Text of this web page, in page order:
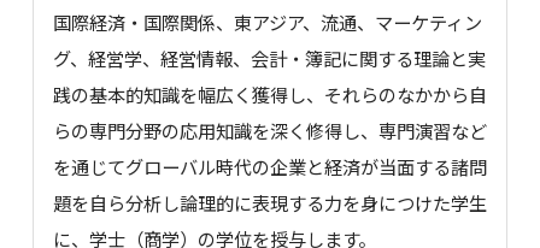
国際経済・国際関係、東アジア、流通、マーケティン
グ、経営学、経営情報、会計・簿記に関する理論と実
践の基本的知識を幅広く獲得し、それらのなかから自
らの専門分野の応用知識を深く修得し、専門演習など
を通じてグローバル時代の企業と経済が当面する諸問
題を自ら分析し論理的に表現する力を身につけた学生
に、学士（商学）の学位を授与します。